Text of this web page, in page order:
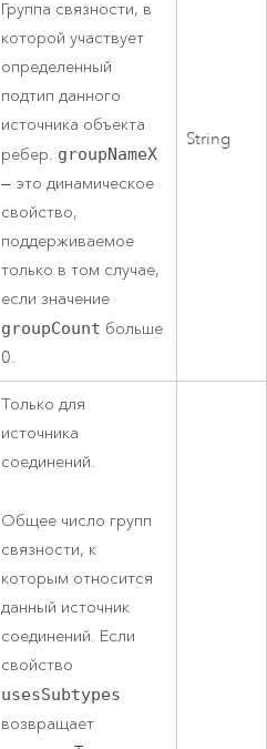
Группа связности, в
которой участвует
определенный
подтип данного
источника объекта
ребер. groupNameX
— это динамическое
свойство,
поддерживаемое
только в том случае,
если значение
groupCount больше
0.
String
Только для
источника
соединений.
Общее число групп
связности, к
которым относится
данный источник
соединений. Если
свойство
usesSubtypes
возвращает